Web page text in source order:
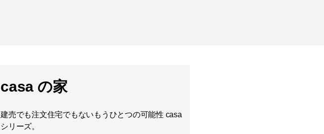
casa の家
建売でも注文住宅でもないもうひとつの可能性 casa
シリーズ。